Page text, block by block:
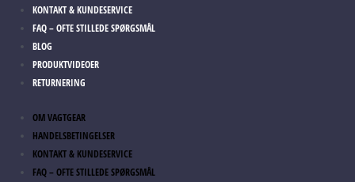
KONTAKT & KUNDESERVICE
FAQ – OFTE STILLEDE SPØRGSMÅL
BLOG
PRODUKTVIDEOER
RETURNERING
OM VAGTGEAR
HANDELSBETINGELSER
KONTAKT & KUNDESERVICE
FAQ – OFTE STILLEDE SPØRGSMÅL